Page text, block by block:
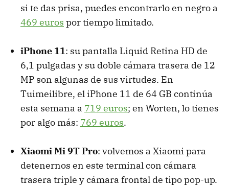
si te das prisa, puedes encontrarlo en negro a
469 euros por tiempo limitado.
iPhone 11: su pantalla Liquid Retina HD de
6,1 pulgadas y su doble cámara trasera de 12
MP son algunas de sus virtudes. En
Tuimeilibre, el iPhone 11 de 64 GB continúa
esta semana a 719 euros; en Worten, lo tienes
por algo más: 769 euros.
Xiaomi Mi 9T Pro: volvemos a Xiaomi para
detenernos en este terminal con cámara
trasera triple y cámara frontal de tipo pop-up.